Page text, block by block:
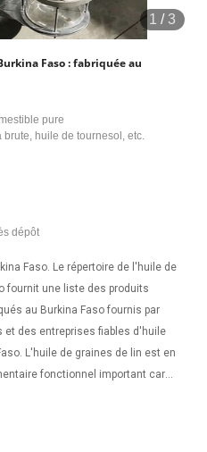
1 /3
Faso : fabriquée au
pure
huile de tournesol, etc.
dépôt
Faso. Le répertoire de l'huile de
fournit une liste des produits
au Burkina Faso fournis par
des entreprises fiables d'huile
L'huile de graines de lin est en
fonctionnel important car
acides gras oméga-3. Fleurs
pour cent d'acides gras oméga-3